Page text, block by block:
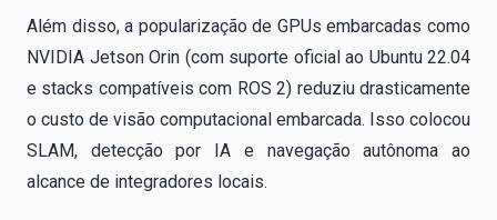
Além disso, a popularização de GPUs embarcadas como
NVIDIA Jetson Orin (com suporte oficial ao Ubuntu 22.04
e stacks compatíveis com ROS 2) reduziu drasticamente
o custo de visão computacional embarcada. Isso colocou
SLAM, detecção por IA e navegação autônoma ao
alcance de integradores locais.